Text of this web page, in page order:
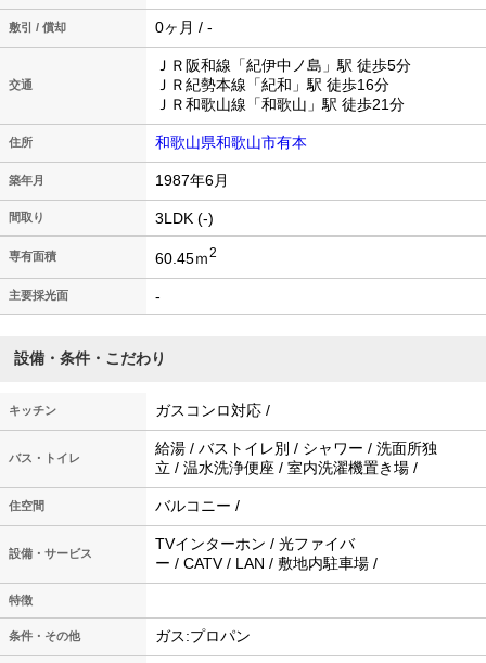
敷引 / 償却 0ヶ月 / -
交通
ＪＲ阪和線「紀伊中ノ島」駅 徒歩5分
ＪＲ紀勢本線「紀和」駅 徒歩16分
ＪＲ和歌山線「和歌山」駅 徒歩21分
住所 和歌山県和歌山市有本
築年月 1987年6月
間取り 3LDK (-)
専有面積 60.45ｍ2
主要採光面 -
設備・条件・こだわり
キッチン ガスコンロ対応 /
バス・トイレ
給湯 / バストイレ別 / シャワー / 洗面所独
立 / 温水洗浄便座 / 室内洗濯機置き場 /
住空間 バルコニー /
設備・サービス
TVインターホン / 光ファイバ
ー / CATV / LAN / 敷地内駐車場 /
特徴
条件・その他 ガス:プロパン